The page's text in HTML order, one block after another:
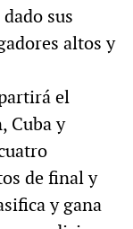
sus
altos y
el
Cuba y
de final y
y gana